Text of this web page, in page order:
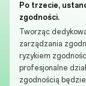
Po trzecie,
zgodności.
Tworząc
zarządzania
ryzykiem
profesjonalne
zgodnością